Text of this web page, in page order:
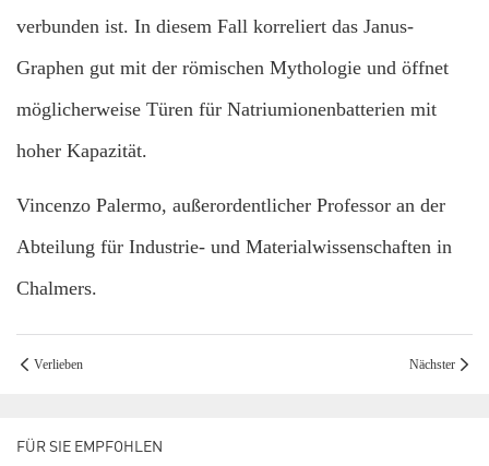
verbunden ist. In diesem Fall korreliert das Janus-
Graphen gut mit der römischen Mythologie und öffnet
möglicherweise Türen für Natriumionenbatterien mit
hoher Kapazität.
Vincenzo Palermo, außerordentlicher Professor an der
Abteilung für Industrie- und Materialwissenschaften in
Chalmers.
Verlieben Nächster
FÜR SIE EMPFOHLEN